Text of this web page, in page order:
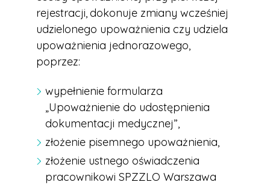
rejestracji, dokonuje zmiany wcześniej
udzielonego upoważnienia czy udziela
upoważnienia jednorazowego,
poprzez:
wypełnienie formularza
„Upoważnienie do udostępnienia
dokumentacji medycznej”,
złożenie pisemnego upoważnienia,
złożenie ustnego oświadczenia
pracownikowi SPZZLO Warszawa